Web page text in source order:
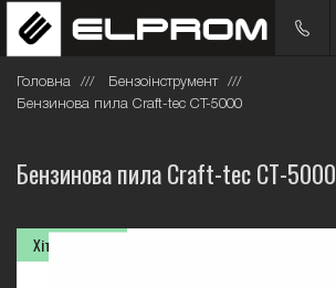
Головна
Бензоінструмент
Бензинова пила Craft-tec СТ-5000
Бензинова пила Craft-tec СТ-5000
Хіт продажів